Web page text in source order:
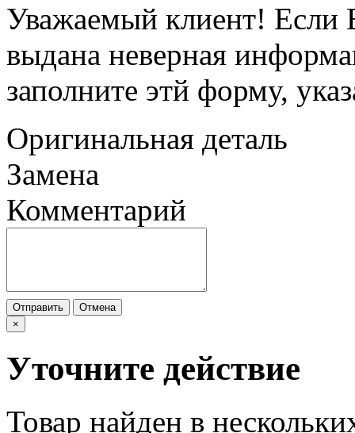
Уважаемый клиент! Если
выдана неверная
заполните этй форму,
Оригинальная деталь
Замена
Комментарий
Отправить
Отмена
×
Уточните действие
Товар найден в